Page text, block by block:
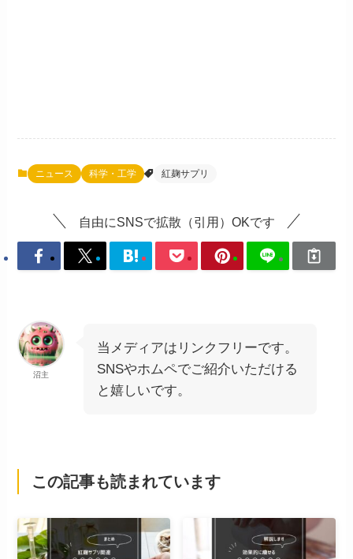
ニュース 科学・工学 紅麹サプリ
自由にSNSで拡散（引用）OKです
沼主
当メディアはリンクフリーです。
SNSやホムペでご紹介いただける
と嬉しいです。
この記事も読まれています